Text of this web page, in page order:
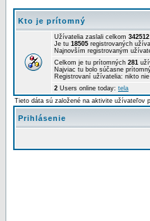
Kto je prítomný
Užívatelia zaslali celkom 342512
Je tu 18505 registrovaných
Najnovším registrovaným
Celkom je tu prítomných 281
Najviac tu bolo súčasne
Registrovaní užívatelia: nikto
2 Users online today: tela
Tieto dáta sú založené na aktivite užívateľov
Prihlásenie